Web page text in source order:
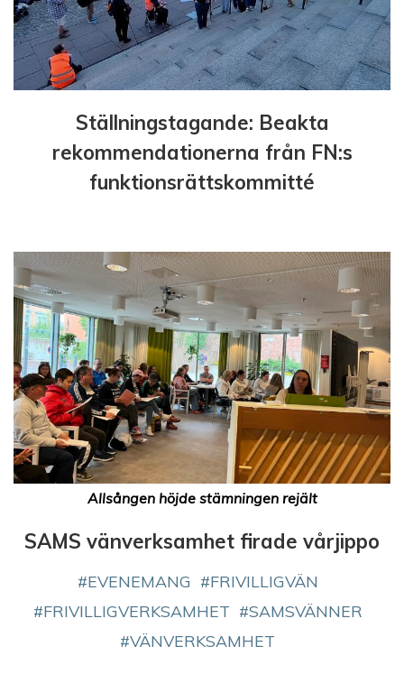
Ställningstagande: Beakta
rekommendationerna från FN:s
funktionsrättskommitté
Allsången höjde stämningen rejält
SAMS vänverksamhet firade vårjippo
EVENEMANG
FRIVILLIGVÄN
FRIVILLIGVERKSAMHET
SAMSVÄNNER
VÄNVERKSAMHET